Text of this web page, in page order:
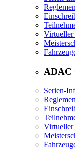
Virtueller
ADAC
Serien-
Virtueller